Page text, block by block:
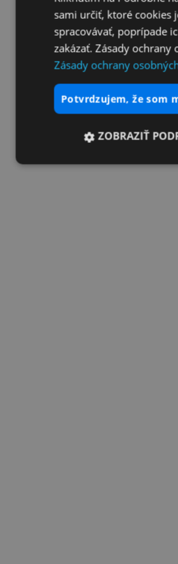
sami určiť, ktoré cookies
spracovávať, poprípade
zakázať. Zásady ochrany
Zásady ochrany
potvrdzujem, že som
ZOBRAZIŤ